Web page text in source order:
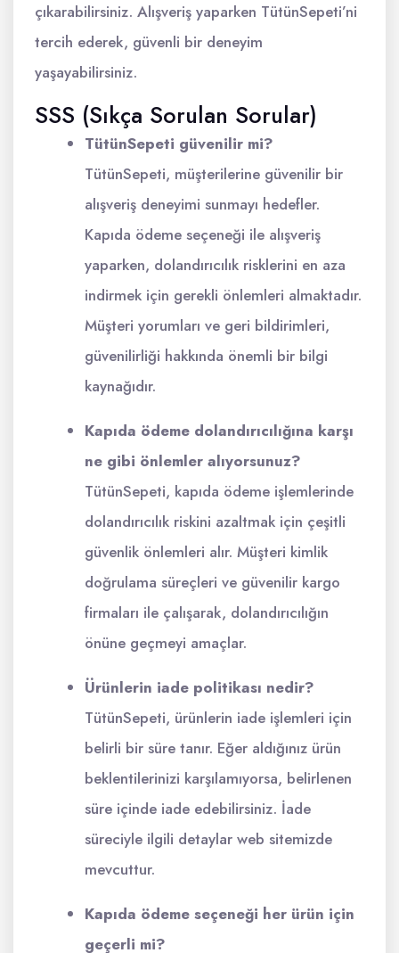
çıkarabilirsiniz. Alışveriş yaparken TütünSepeti’ni
tercih ederek, güvenli bir deneyim
yaşayabilirsiniz.
SSS (Sıkça Sorulan Sorular)
TütünSepeti güvenilir mi?
TütünSepeti, müşterilerine güvenilir bir
alışveriş deneyimi sunmayı hedefler.
Kapıda ödeme seçeneği ile alışveriş
yaparken, dolandırıcılık risklerini en aza
indirmek için gerekli önlemleri almaktadır.
Müşteri yorumları ve geri bildirimleri,
güvenilirliği hakkında önemli bir bilgi
kaynağıdır.
Kapıda ödeme dolandırıcılığına karşı
ne gibi önlemler alıyorsunuz?
TütünSepeti, kapıda ödeme işlemlerinde
dolandırıcılık riskini azaltmak için çeşitli
güvenlik önlemleri alır. Müşteri kimlik
doğrulama süreçleri ve güvenilir kargo
firmaları ile çalışarak, dolandırıcılığın
önüne geçmeyi amaçlar.
Ürünlerin iade politikası nedir?
TütünSepeti, ürünlerin iade işlemleri için
belirli bir süre tanır. Eğer aldığınız ürün
beklentilerinizi karşılamıyorsa, belirlenen
süre içinde iade edebilirsiniz. İade
süreciyle ilgili detaylar web sitemizde
mevcuttur.
Kapıda ödeme seçeneği her ürün için
geçerli mi?